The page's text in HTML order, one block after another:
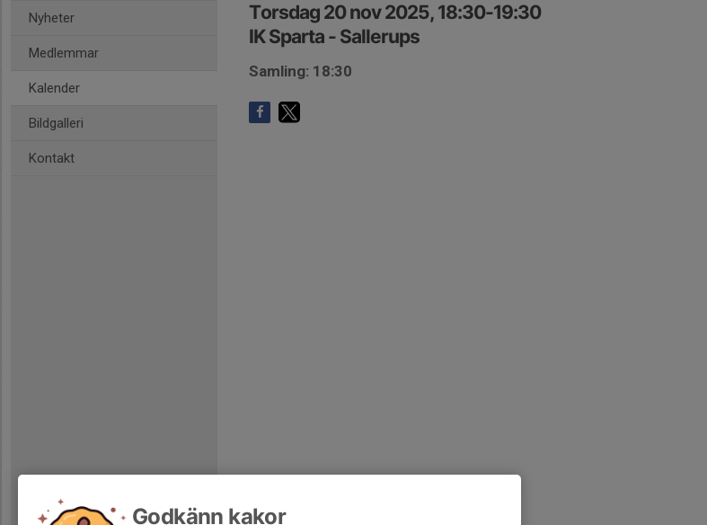
Nyheter
Medlemmar
Kalender
Bildgalleri
Kontakt
Torsdag 20 nov 2025, 18:30-19:30
IK Sparta - Sallerups
Samling: 18:30
Godkänn kakor